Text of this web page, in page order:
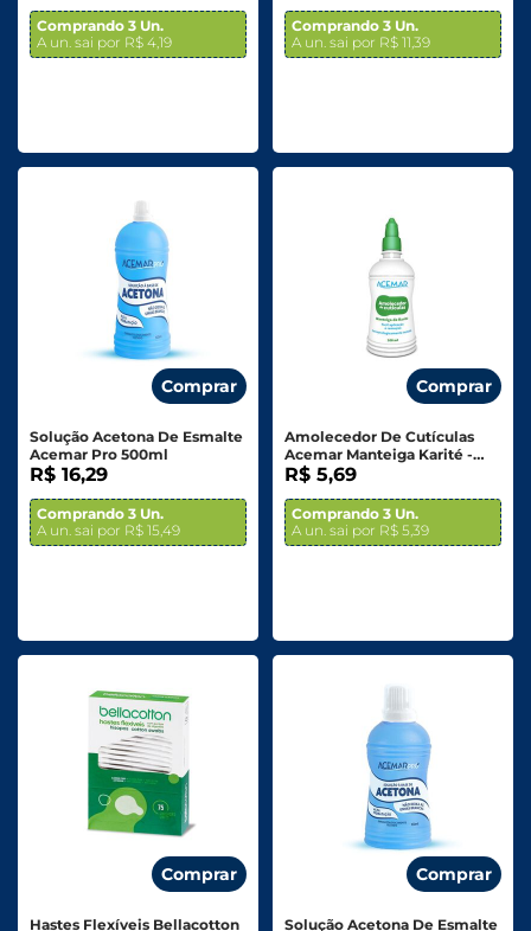
Comprando 3 Un.
A un. sai por R$ 4,19
Comprando 3 Un.
A un. sai por R$ 11,39
Comprar
Solução Acetona De Esmalte
Acemar Pro 500ml
R$ 16,29
Comprando 3 Un.
A un. sai por R$ 15,49
Comprar
Amolecedor De Cutículas
Acemar Manteiga Karité -
100ml
R$ 5,69
Comprando 3 Un.
A un. sai por R$ 5,39
Comprar
Hastes Flexíveis Bellacotton
Comprar
Solução Acetona De Esmalte